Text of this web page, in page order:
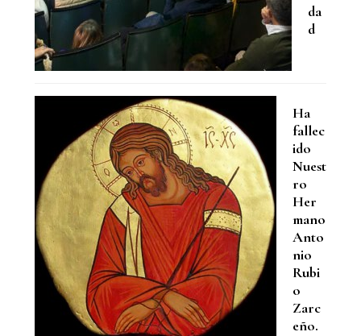
da
d
Ha
fallec
ido
Nuest
ro
Her
mano
Anto
nio
Rubi
o
Zarc
eño.